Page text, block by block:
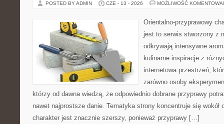
POSTED BY ADMIN CZE - 13 - 2026 MOŻLIWOŚĆ
Orientalno-przyprawowy
jest to serwis stworzony z
odkrywają intensywne
kulinarne inspiracje z
internetowa przestrzeń,
zarówno osoby
którzy od dawna wiedzą, że odpowiednio dobrane przyprawy
nawet najprostsze danie. Tematyka strony koncentruje się wokół
charakter jest znacznie szerszy, ponieważ przyprawy […]